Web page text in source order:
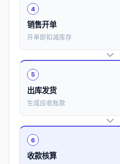
4
销售开单
开单即扣减库存
5
出库发货
生成应收账款
6
收款核算